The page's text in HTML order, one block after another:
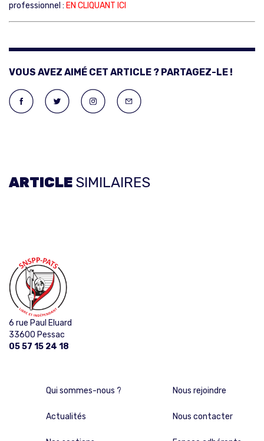
professionnel : EN CLIQUANT ICI
VOUS AVEZ AIMÉ CET ARTICLE ? PARTAGEZ-LE !
ARTICLE SIMILAIRES
6 rue Paul Eluard
33600 Pessac
05 57 15 24 18
Qui sommes-nous ?
Actualités
Nous rejoindre
Nous contacter